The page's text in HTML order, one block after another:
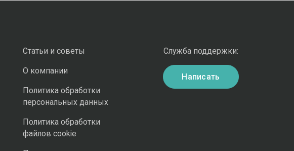
Статьи и советы
О компании
Политика обработки
персональных данных
Политика обработки
файлов cookie
Служба поддержки:
Написать